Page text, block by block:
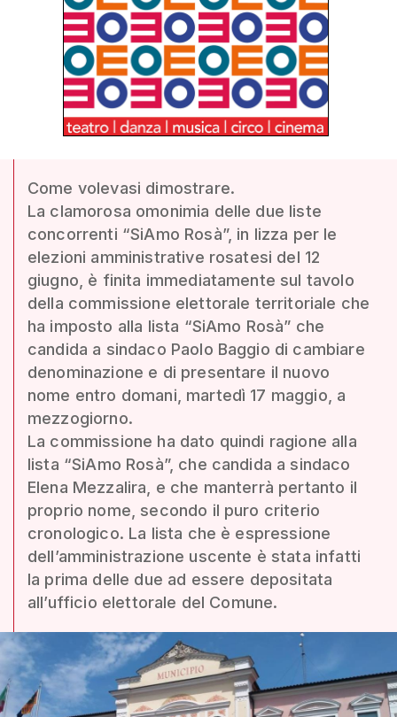
Come volevasi dimostrare.
La clamorosa omonimia delle due liste
concorrenti “SiAmo Rosà”, in lizza per le
elezioni amministrative rosatesi del 12
giugno, è finita immediatamente sul tavolo
della commissione elettorale territoriale che
ha imposto alla lista “SiAmo Rosà” che
candida a sindaco Paolo Baggio di cambiare
denominazione e di presentare il nuovo
nome entro domani, martedì 17 maggio, a
mezzogiorno.
La commissione ha dato quindi ragione alla
lista “SiAmo Rosà”, che candida a sindaco
Elena Mezzalira, e che manterrà pertanto il
proprio nome, secondo il puro criterio
cronologico. La lista che è espressione
dell’amministrazione uscente è stata infatti
la prima delle due ad essere depositata
all’ufficio elettorale del Comune.